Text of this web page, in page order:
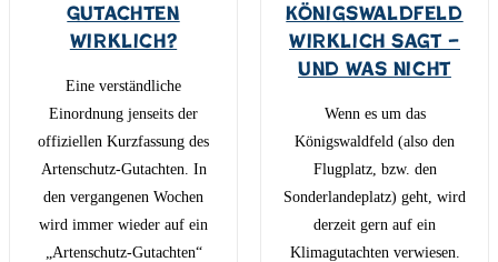
Gutachten
wirklich?
Eine verständliche
Einordnung jenseits der
offiziellen Kurzfassung des
Artenschutz-Gutachten. In
den vergangenen Wochen
wird immer wieder auf ein
„Artenschutz-Gutachten“
Königswaldfeld
wirklich sagt –
und was nicht
Wenn es um das
Königswaldfeld (also den
Flugplatz, bzw. den
Sonderlandeplatz) geht, wird
derzeit gern auf ein
Klimagutachten verwiesen.